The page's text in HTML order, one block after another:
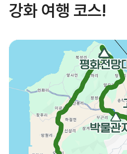
강화 여행 코스!